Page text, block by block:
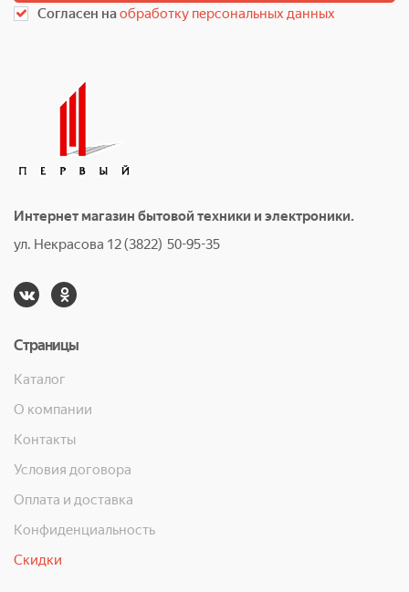
Согласен наобработку персональных данных
Интернет магазин бытовой техники и электроники.
ул. Некрасова 12 (3822) 50-95-35
Страницы
Каталог
О компании
Контакты
Условия договора
Оплата и доставка
Конфиденциальность
Скидки